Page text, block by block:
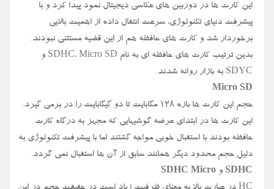
این کارت ها در دوربین های عکاسی دیجیتال نمود پیدا کرد و با
پیشرفت دنیای تکنولوژی، سرعت انتقال داده از اهمیت بالایی
برخوردار شد و کارت های حافظه هم از این قضیه مستثنی نبودند.
بدین ترتیب کارت های حافظه ای به نام SDHC، Micro SD و
SDYC به بازار روانه شدند.
Micro SD
حجم این کارت ها بازه ۱۲۸ مگابایت تا دو گیگابایت را در برمی گیرد.
این کارت ها در ابتدای عرضه گوشیهایی که مجهز به درگاه کارت
حافظه بودند با استقبال خوبی مواجه گشتند اما با پیشرفت تکنولوژی به
دلیل حجم محدود دیگر همانند سابق از آن ها استقبال نمی گردد.
SDHC و SDHC Micro